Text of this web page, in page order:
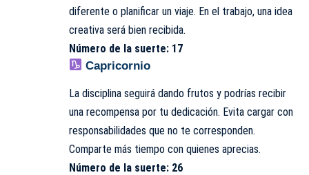
diferente o planificar un viaje. En el trabajo, una idea
creativa será bien recibida.
Número de la suerte: 17
Capricornio
La disciplina seguirá dando frutos y podrías recibir
una recompensa por tu dedicación. Evita cargar con
responsabilidades que no te corresponden.
Comparte más tiempo con quienes aprecias.
Número de la suerte: 26